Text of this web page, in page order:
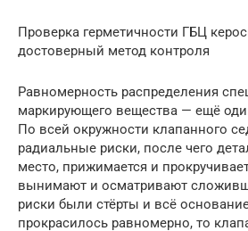
Проверка герметичности ГБЦ
достоверный метод контроля
Равномерность распределения
маркирующего вещества — ещё
По всей окружности клапанного
радиальные риски, после чего
место, прижимается и
вынимают и осматривают
риски были стёрты и всё
прокрасилось равномерно, то